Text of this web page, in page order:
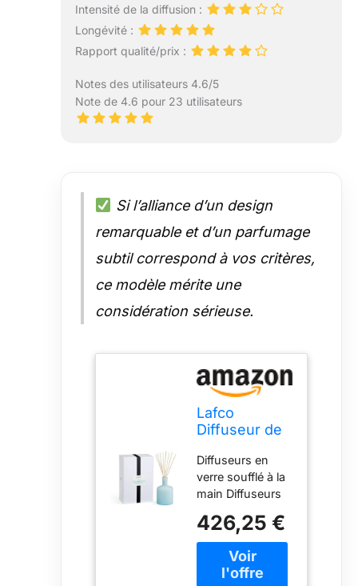
Intensité de la diffusion :
Longévité :
Rapport qualité/prix :
Notes des utilisateurs 4.6/5
Note de 4.6 pour 23 utilisateurs
Si l’alliance d’un design
remarquable et d’un parfumage
subtil correspond à vos critères,
ce modèle mérite une
considération sérieuse.
Lafco
Diffuseur de
- Marine
Diffuseurs en
verre soufflé à la
main Diffuseurs
parfums naturels
à base d'huiles
essentielles Art
pour créer
426,25 €